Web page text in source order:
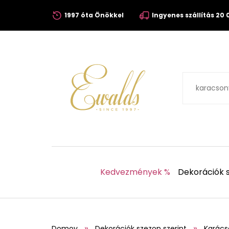
1997 óta Önökkel Ingyenes szállítás 20
Kedvezmények % Dekorációk